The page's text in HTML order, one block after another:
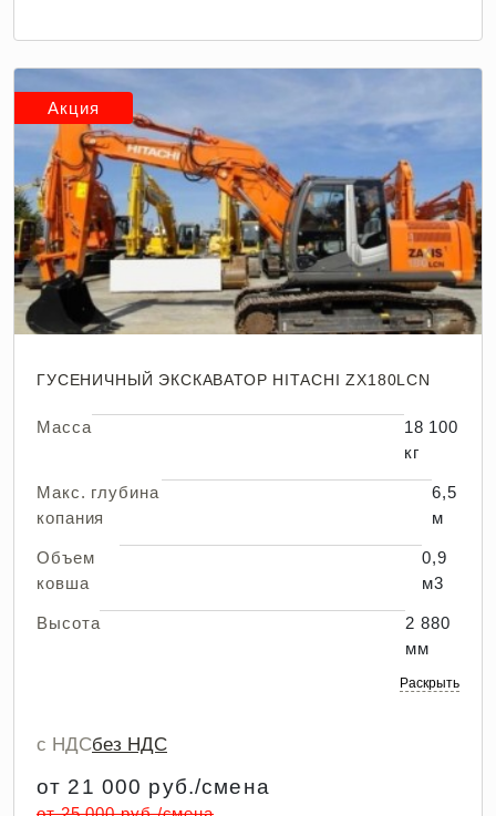
Акция
ГУСЕНИЧНЫЙ ЭКСКАВАТОР HITACHI ZX180LCN
Масса
18 100
кг
Макс. глубина
копания
6,5
м
Объем
ковша
0,9
м3
Высота
2 880
мм
Раскрыть
с НДСбез НДС
от 21 000 руб./смена